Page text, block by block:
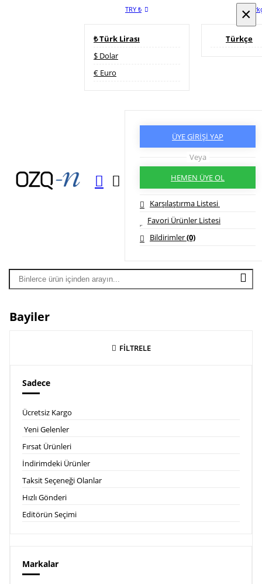
TRY ₺
₺ Türk Lirası
$ Dolar
€ Euro
Türkçe
ÜYE GİRİŞİ YAP
Veya
HEMEN ÜYE OL
Karşılaştırma Listesi
Favori Ürünler Listesi
Bildirimler(0)
Bayiler
FİLTRELE
Sadece
Ücretsiz Kargo
Yeni Gelenler
Fırsat Ürünleri
İndirimdeki Ürünler
Taksit Seçeneği Olanlar
Hızlı Gönderi
Editörün Seçimi
Markalar
×
×